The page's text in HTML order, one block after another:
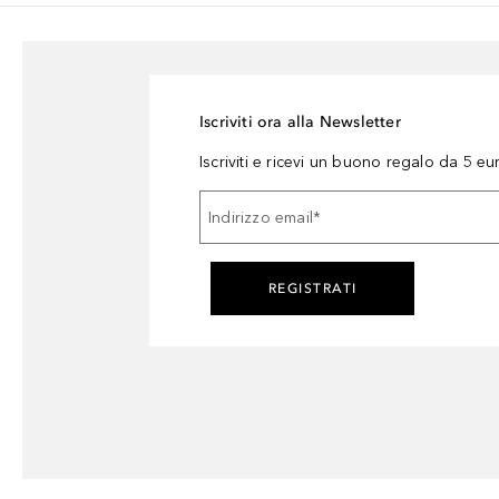
Iscriviti ora alla Newsletter
Iscriviti e ricevi un buono regalo da 5
Indirizzo email *
REGISTRATI